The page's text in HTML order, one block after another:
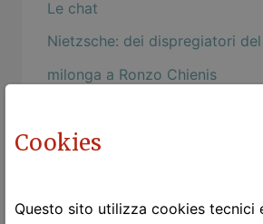
Le chat
Nietzsche: dei dispregiatori
milonga a Ronzo Chienis
Chi va piano ...
Cookies
Questo sito utilizza cookies tecnici